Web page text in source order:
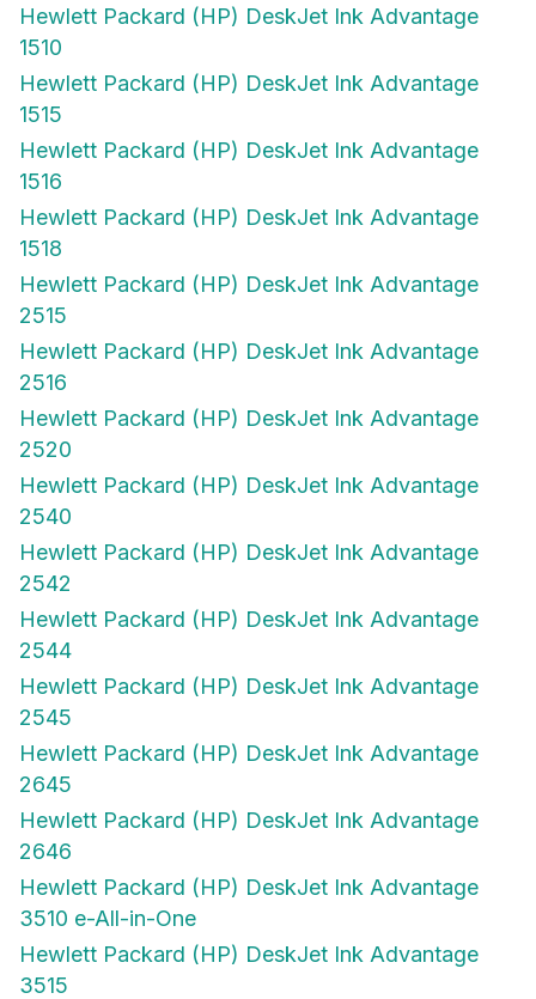
Hewlett Packard (HP) DeskJet Ink Advantage
1510
Hewlett Packard (HP) DeskJet Ink Advantage
1515
Hewlett Packard (HP) DeskJet Ink Advantage
1516
Hewlett Packard (HP) DeskJet Ink Advantage
1518
Hewlett Packard (HP) DeskJet Ink Advantage
2515
Hewlett Packard (HP) DeskJet Ink Advantage
2516
Hewlett Packard (HP) DeskJet Ink Advantage
2520
Hewlett Packard (HP) DeskJet Ink Advantage
2540
Hewlett Packard (HP) DeskJet Ink Advantage
2542
Hewlett Packard (HP) DeskJet Ink Advantage
2544
Hewlett Packard (HP) DeskJet Ink Advantage
2545
Hewlett Packard (HP) DeskJet Ink Advantage
2645
Hewlett Packard (HP) DeskJet Ink Advantage
2646
Hewlett Packard (HP) DeskJet Ink Advantage
3510 e-All-in-One
Hewlett Packard (HP) DeskJet Ink Advantage
3515